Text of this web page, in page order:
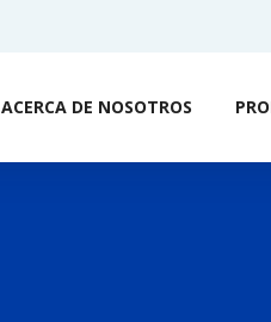
ACERCA DE NOSOTROS